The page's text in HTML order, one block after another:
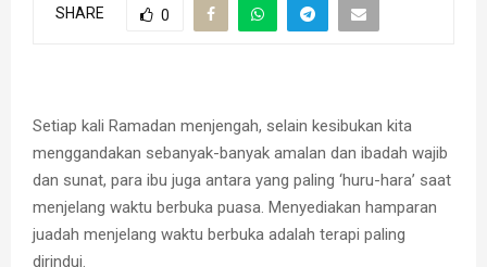
SHARE 0
Setiap kali Ramadan menjengah, selain kesibukan kita
menggandakan sebanyak-banyak amalan dan ibadah wajib
dan sunat, para ibu juga antara yang paling ‘huru-hara’ saat
menjelang waktu berbuka puasa. Menyediakan hamparan
juadah menjelang waktu berbuka adalah terapi paling
dirindui.